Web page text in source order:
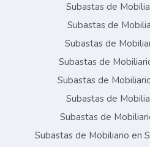
Subastas de
Subastas de
Subastas de
Subastas de
Subastas de
Subastas de
Subastas de
Subastas de Mobiliario en